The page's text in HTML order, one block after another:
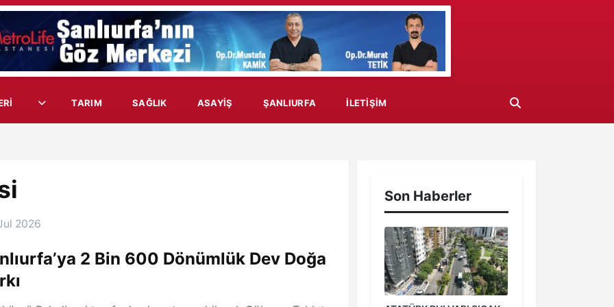
TARIM SAĞLIK ASAYIŞ ŞANLIURFA İLETIŞIM
2026
2 Bin 600 Dönümlük Dev Doğa
Son Haberler